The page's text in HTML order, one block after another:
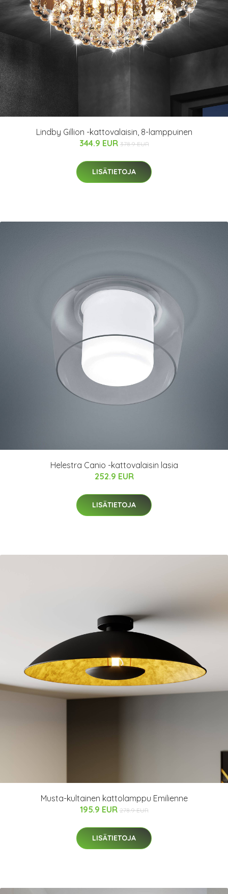
Lindby Gillion -kattovalaisin, 8-lamppuinen
344.9 EUR 378.9 EUR
LISÄTIETOJA
Helestra Canio -kattovalaisin lasia
252.9 EUR
LISÄTIETOJA
Musta-kultainen kattolamppu Emilienne
195.9 EUR 278.9 EUR
LISÄTIETOJA